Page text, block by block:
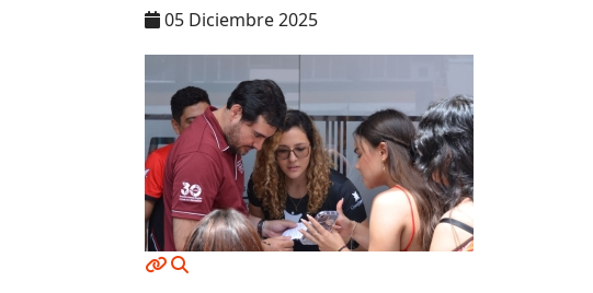
05 Diciembre 2025
MOD_JTCS_VIEW_ARTICLE_LINK